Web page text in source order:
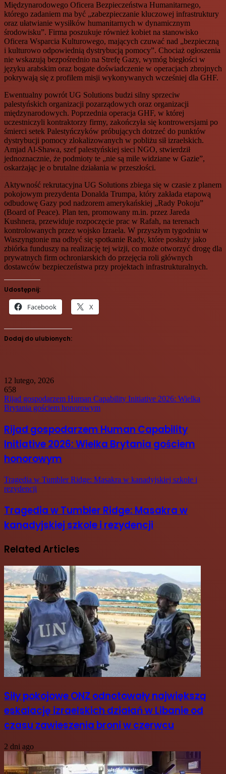
Międzynarodowego Oficera Bezpieczeństwa Humanitarnego,
którego zadaniem ma być „zabezpieczanie kluczowej infrastruktury
oraz ułatwianie wysiłków humanitarnych w dynamicznym
środowisku”. Firma poszukuje również kobiet na stanowisko
Oficera Wsparcia Kulturowego, mających czuwać nad „bezpieczną
i kulturowo odpowiednią dystrybucją pomocy”. Chociaż ogłoszenia
nie wskazują bezpośrednio na Strefę Gazy, wymóg biegłości w
języku arabskim oraz bogate doświadczenie w operacjach zbrojnych
pokrywają się z profilem misji wykonywanych wcześniej dla GHF.
Ewentualny powrót UG Solutions budzi silny sprzeciw
palestyńskich organizacji pozarządowych oraz organizacji
międzynarodowych. Poprzednia operacja GHF, w której
uczestniczyli kontraktorzy firmy, zakończyła się kontrowersjami po
śmierci setek Palestyńczyków próbujących dotrzeć do punktów
dystrybucji pomocy zlokalizowanych w pobliżu sił izraelskich.
Amjad Al-Shawa, szef palestyńskiej sieci NGO, stwierdził
jednoznacznie, że podmioty te „nie są mile widziane w Gazie”,
oskarżając je o brutalne działania w przeszłości.
Aktywność rekrutacyjna UG Solutions zbiega się w czasie z planem
pokojowym prezydenta Donalda Trumpa, który zakłada etapową
odbudowę Gazy pod nadzorem amerykańskiej „Rady Pokoju”
(Board of Peace). Plan ten, promowany m.in. przez Jareda
Kushnera, przewiduje rozpoczęcie prac w Rafah, na terenach
kontrolowanych przez wojsko Izraela. W przyszłym tygodniu w
Waszyngtonie ma odbyć się spotkanie Rady, które posłuży jako
zbiórka funduszy na realizację tej wizji, co może otworzyć drogę dla
prywatnych firm ochroniarskich do przejęcia roli głównych
dostawców bezpieczeństwa przy projektach infrastrukturalnych.
Udostępnij:
Facebook X
Dodaj do ulubionych:
12 lutego, 2026
658
Rijad gospodarzem Human Capability Initiative 2026: Wielka
Brytania gościem honorowym
Rijad gospodarzem Human Capability
Initiative 2026: Wielka Brytania gościem
honorowym
Tragedia w Tumbler Ridge: Masakra w kanadyjskiej szkole i
rezydencji
Tragedia w Tumbler Ridge: Masakra w
kanadyjskiej szkole i rezydencji
Related Articles
Siły pokojowe ONZ odnotowały największą
eskalację izraelskich działań w Libanie od
czasu zawieszenia broni w czerwcu
2 dni ago